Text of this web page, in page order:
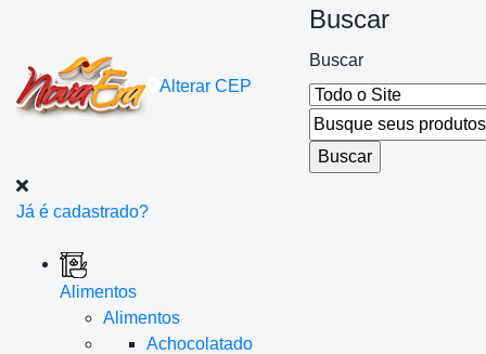
Alterar CEP
Buscar
Buscar
Já é cadastrado?
Alimentos
Alimentos
Achocolatado